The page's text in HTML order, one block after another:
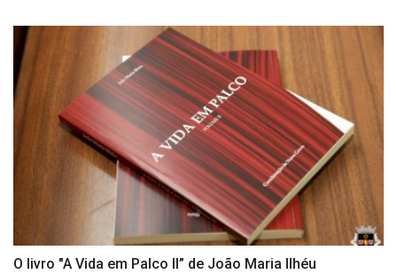
O livro "A Vida em Palco II” de João Maria Ilhéu